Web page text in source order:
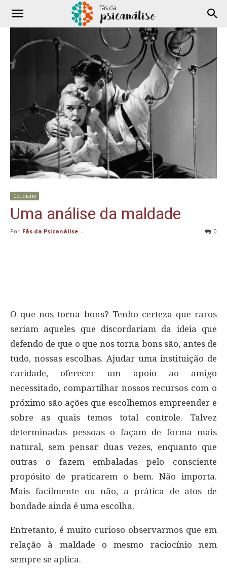
Cotidiano
Uma análise da maldade
Por Fãs da Psicanálise - 0
O que nos torna bons? Tenho certeza que raros
seriam aqueles que discordariam da ideia que
defendo de que o que nos torna bons são, antes de
tudo, nossas escolhas. Ajudar uma instituição de
caridade, oferecer um apoio ao amigo
necessitado, compartilhar nossos recursos com o
próximo são ações que escolhemos empreender e
sobre as quais temos total controle. Talvez
determinadas pessoas o façam de forma mais
natural, sem pensar duas vezes, enquanto que
outras o fazem embaladas pelo consciente
propósito de praticarem o bem. Não importa.
Mais facilmente ou não, a prática de atos de
bondade ainda é uma escolha.
Entretanto, é muito curioso observarmos que em
relação à maldade o mesmo raciocínio nem
sempre se aplica.